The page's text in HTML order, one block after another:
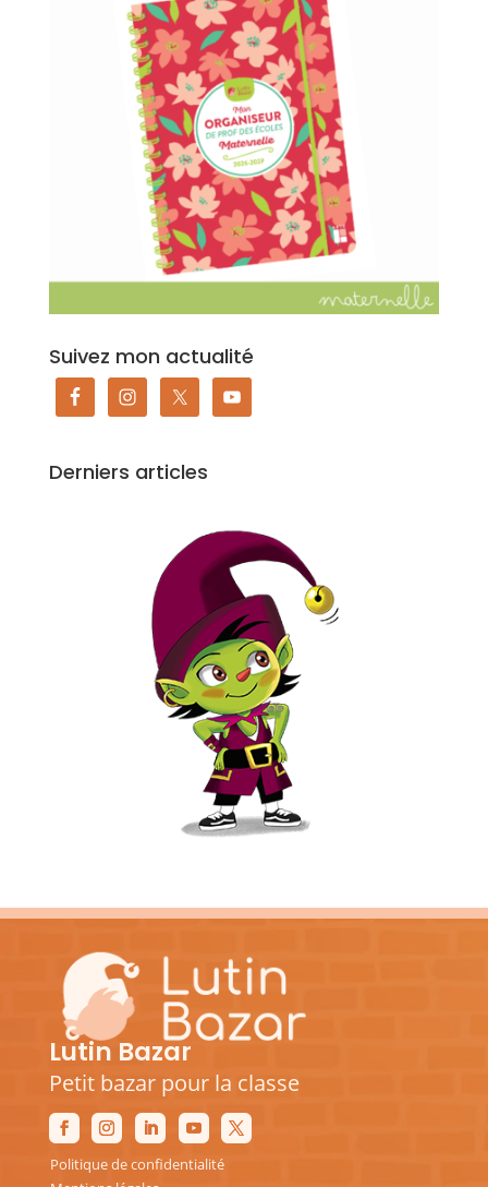
Suivez mon actualité
Derniers articles
Lutin Bazar
Petit bazar pour la classe
Politique de confidentialité